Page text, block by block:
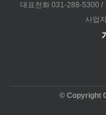
대표전화 031-288-5300 /
사업
© Copyright